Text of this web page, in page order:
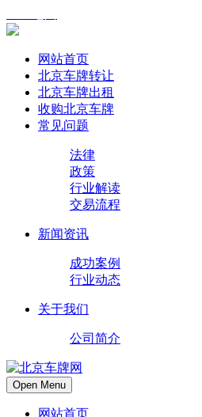
网站首页
北京车牌转让
北京车牌出租
收购北京车牌
常见问题
法律
政策
行业解读
交易流程
新闻资讯
成功案例
行业动态
关于我们
公司简介
Open Menu
网站首页